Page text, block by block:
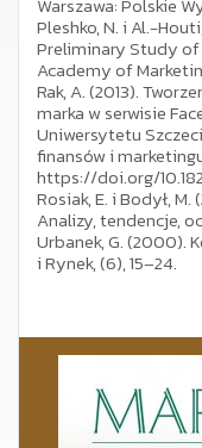
Pleshko, N. i Al.-
Preliminary Study of
Academy of
Rak, A. (2013).
marka w serwisie
Uniwersytetu
finansów i
https://doi.org/
Rosiak, E. i Bodył,
Analizy, tendencje,
Urbanek, G. (2000).
i Rynek, (6), 15–24.